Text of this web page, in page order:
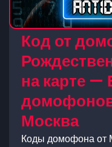
Код от
на карте —
Москва
Коды домофона от